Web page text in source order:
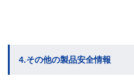
4.その他の製品安全情報